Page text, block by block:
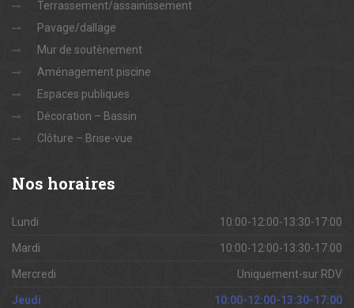
Terrassement/assainissement
Pavage/dallage
Mur de soutènement
Aménagement piscine
Espaces publiques
Décoration – Bassin
Clôture – Brise-vue
Nos horaires
Lundi 10:00-12:00-13:30-17:00
Mardi 10:00-12:00-13:30-17:00
Mercredi Uniquement-sur RDV
Jeudi 10:00-12:00-13:30-17:00